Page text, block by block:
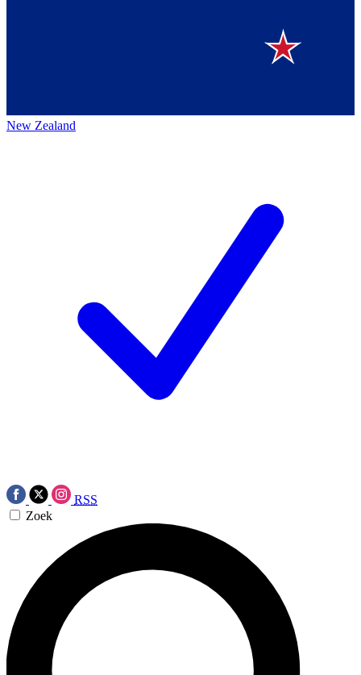
New Zealand
RSS
Zoek